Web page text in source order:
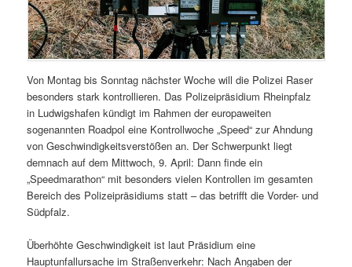
Von Montag bis Sonntag nächster Woche will die Polizei Raser
besonders stark kontrollieren. Das Polizeipräsidium Rheinpfalz
in Ludwigshafen kündigt im Rahmen der europaweiten
sogenannten Roadpol eine Kontrollwoche „Speed“ zur Ahndung
von Geschwindigkeitsverstößen an. Der Schwerpunkt liegt
demnach auf dem Mittwoch, 9. April: Dann finde ein
„Speedmarathon“ mit besonders vielen Kontrollen im gesamten
Bereich des Polizeipräsidiums statt – das betrifft die Vorder- und
Südpfalz.
Überhöhte Geschwindigkeit ist laut Präsidium eine
Hauptunfallursache im Straßenverkehr: Nach Angaben der